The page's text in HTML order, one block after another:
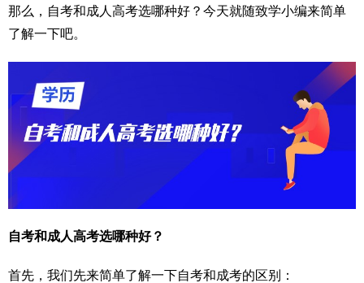
那么，自考和成人高考选哪种好？今天就随致学小编来简单
了解一下吧。
自考和成人高考选哪种好？
首先，我们先来简单了解一下自考和成考的区别：